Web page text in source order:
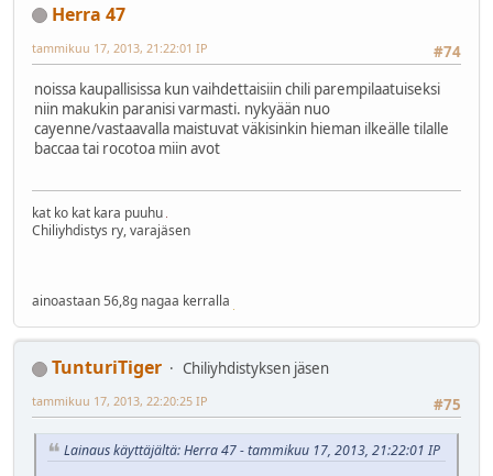
Herra 47
#74
tammikuu 17, 2013, 21:22:01 IP
noissa kaupallisissa kun vaihdettaisiin chili parempilaatuiseksi
niin makukin paranisi varmasti. nykyään nuo
cayenne/vastaavalla maistuvat väkisinkin hieman ilkeälle tilalle
baccaa tai rocotoa miin avot
kat ko kat kara puuhu
Chiliyhdistys ry, varajäsen
ainoastaan 56,8g nagaa kerralla
TunturiTiger
Chiliyhdistyksen jäsen
#75
tammikuu 17, 2013, 22:20:25 IP
Lainaus käyttäjältä: Herra 47 - tammikuu 17, 2013, 21:22:01 IP